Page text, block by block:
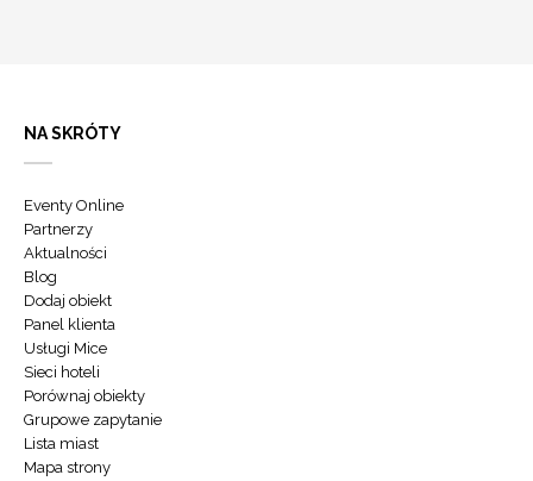
NA SKRÓTY
Eventy Online
Partnerzy
Aktualności
Blog
Dodaj obiekt
Panel klienta
Usługi Mice
Sieci hoteli
Porównaj obiekty
Grupowe zapytanie
Lista miast
Mapa strony